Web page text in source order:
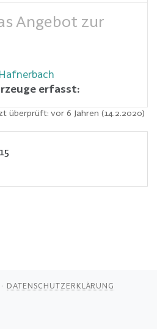
Angebot zur
Hafnerbach
erfasst:
überprüft: vor 6 Jahren (14.2.2020)
DATENSCHUTZERKLÄRUNG